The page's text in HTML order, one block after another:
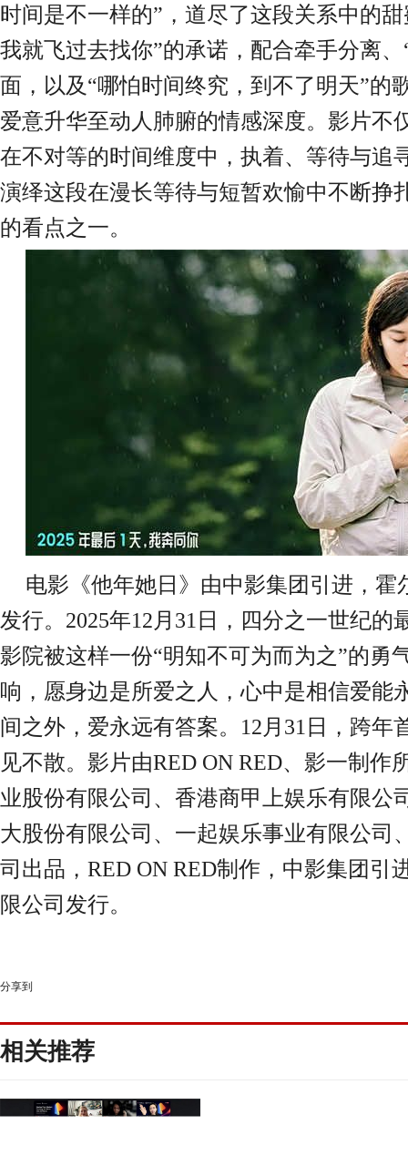
时间是不一样的”，道尽了这段关系中的
我就飞过去找你”的承诺，配合牵手分离
面，以及“哪怕时间终究，到不了明天”的
爱意升华至动人肺腑的情感深度。影片不
在不对等的时间维度中，执着、等待与追
演绎这段在漫长等待与短暂欢愉中不断挣
的看点之一。
电影《他年她日》由中影集团引进，霍
发行。 2025年12月31日，四分之一世纪的
影院被这样一份“明知不可为而为之”的勇
响，愿身边是所爱之人，心中是相信爱能
间之外，爱永远有答案。 12月31日，跨年
见不散。 影片由RED ON RED、影一制作
业股份有限公司、香港商甲上娱乐有限公
大股份有限公司、一起娱乐事业有限公司
司出品，RED ON RED制作，中影集团引
限公司发行。
分享到
相关推荐